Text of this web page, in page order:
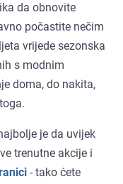
da obnovite
počastite nečim
vrijede sezonska
s modnim
doma, do nakita,
je da uvijek
trenutne akcije i
- tako ćete